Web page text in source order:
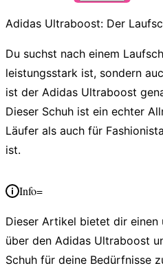
Adidas Ultraboost: Der
Du suchst nach einem
leistungsstark ist, sondern
ist der Adidas Ultraboost
Dieser Schuh ist ein echter
Läufer als auch für
ist.
Info=
Dieser Artikel bietet dir einen
über den Adidas Ultraboost
Schuh für deine Bedürfnisse